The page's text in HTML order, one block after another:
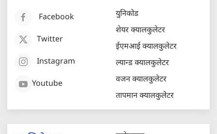
Facebook
Twitter
Instagram
Youtube
युनिकोड
शेयर क्यालकुलेटर
ईएमआई क्यालकुलेटर
ल्यान्ड क्यालकुलेटर
वजन क्यालकुलेटर
तापमान क्यालकुलेटर